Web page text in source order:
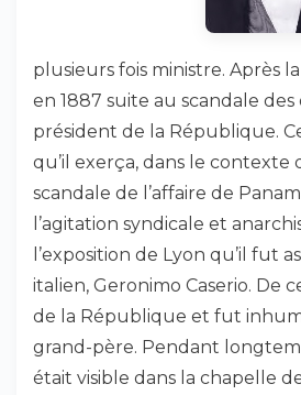
plusieurs fois ministre. Après
en 1887 suite au scandale
président de la République.
qu’il exerça, dans le
scandale de l’affaire de
l’agitation syndicale et
l’exposition de Lyon qu’il fut
italien, Geronimo Caserio. De
de la République et fut
grand-père. Pendant
était visible dans la chapelle